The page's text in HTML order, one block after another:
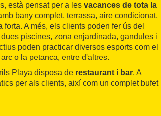
està pensat per a les vacances de tota la
bany complet, terrassa, aire condicionat,
A més, els clients poden fer ús del
piscines, zona enjardinada, gandules i
poden practicar diversos esports com el
o la petanca, entre d'altres.
Playa disposa de restaurant i bar. A
per als clients, així com un complet bufet